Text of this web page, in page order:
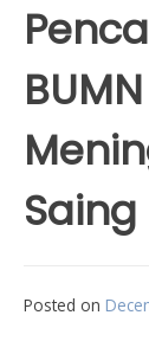
Saing
Posted on